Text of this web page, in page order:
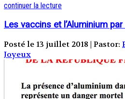
continuer la lecture
Les vaccins et l’Aluminium
Posté le 13 juillet 2018 | Pastor:
Joyeux